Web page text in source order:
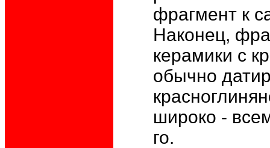
фрагмент к
Наконец,
керамики с
обычно
широко -
го.